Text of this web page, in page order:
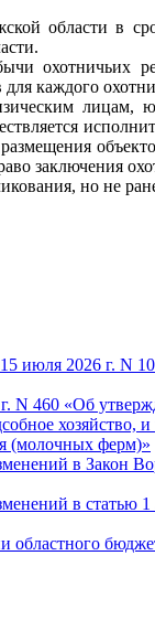
области в
охотничьих
каждого
лицам,
размещения
заключения
но не
июля 2026 г. N
460 «Об
(молочных ферм)»
в Закон
в